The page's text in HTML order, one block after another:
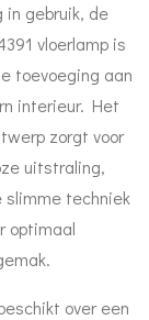
in gebruik, de
vloerlamp is
toevoeging aan
interieur. Het
zorgt voor
uitstraling,
slimme techniek
optimaal
over een